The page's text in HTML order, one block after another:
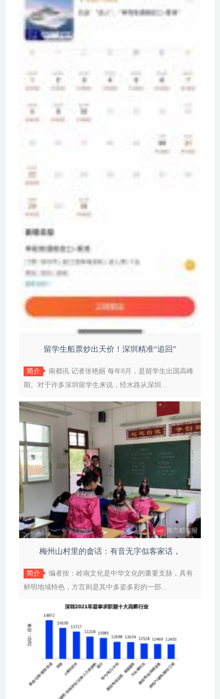
留学生船票炒出天价！深圳精准“追回”
简介
南都讯 记者张艳丽 每年8月，是留学生出国高峰
期。对于许多深圳留学生来说，经水路从深圳...
梅州山村里的畲话：有音无字似客家话，
简介
编者按：岭南文化是中华文化的重要支脉，具有
鲜明地域特色，方言则是其中多姿多彩的一部...